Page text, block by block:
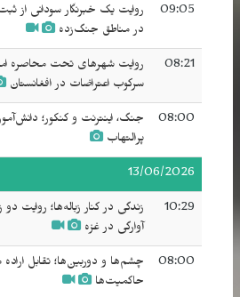
09:05
در مناطق جنگ‌زده
08:21
روایت شهرهای تحت محاصره
سرکوب اعتراضات در افغانستان
08:00
جنگ، اینترنت و کنکور؛
پرالتهاب
13/06/2026
10:29
زندگی در کنار زباله‌ها؛ روایت
آوارگی در غزه
08:00
چشم‌ها و دوربین‌ها؛ تقابل
حاکمیت‌ها